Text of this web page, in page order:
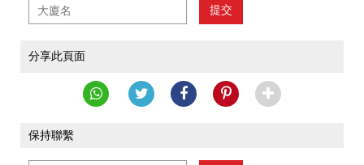
提交
分享此頁面
保持聯繫